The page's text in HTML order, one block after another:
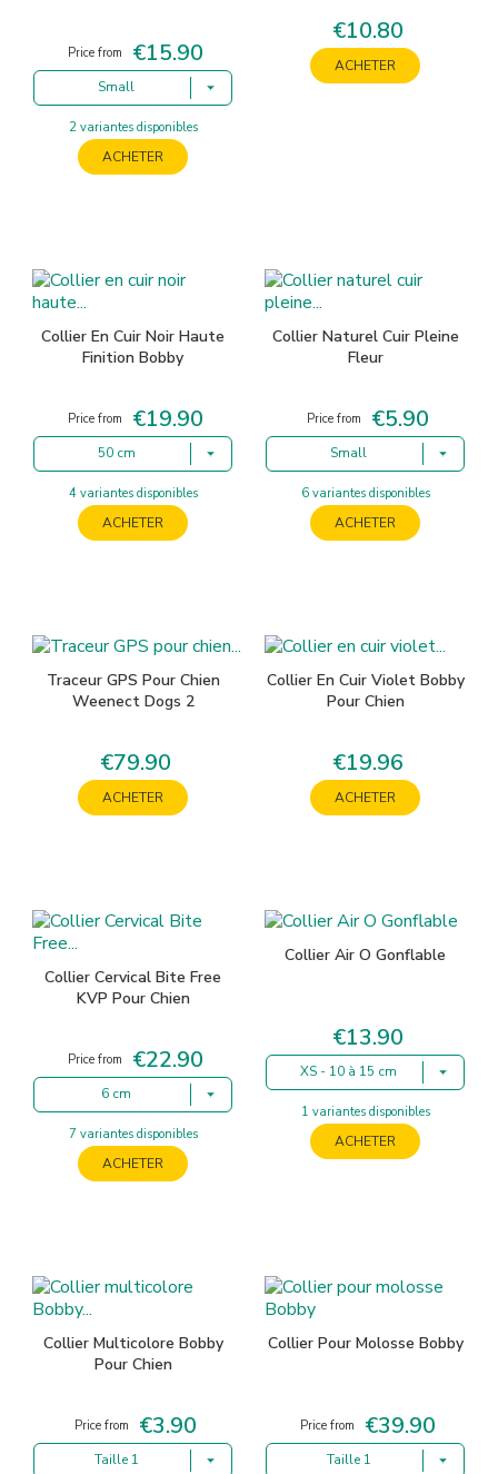
Price from Price
€15.90
Small
2 variantes disponibles
ACHETER
Price
€10.80
ACHETER
Collier En Cuir Noir Haute
Finition Bobby
Price from Price
€19.90
50 cm
4 variantes disponibles
ACHETER
Collier Naturel Cuir Pleine
Fleur
Price from Price
€5.90
Small
6 variantes disponibles
ACHETER
Traceur GPS Pour Chien
Weenect Dogs 2
Price
€79.90
ACHETER
Collier En Cuir Violet Bobby
Pour Chien
Price
€19.96
ACHETER
Collier Cervical Bite Free
KVP Pour Chien
Price from Price
€22.90
6 cm
7 variantes disponibles
ACHETER
Collier Air O Gonflable
Price
€13.90
XS - 10 à 15 cm
1 variantes disponibles
ACHETER
Collier Multicolore Bobby
Pour Chien
Price from Price
€3.90
Taille 1
Collier Pour Molosse Bobby
Price from Price
€39.90
Taille 1